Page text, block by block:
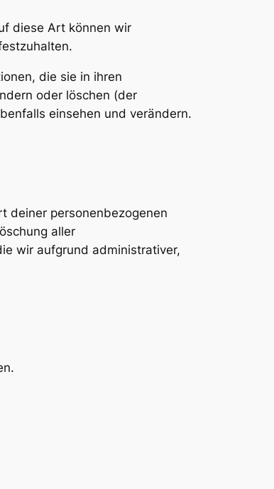
diese Art können wir
die sie in ihren
oder löschen (der
einsehen und verändern.
deiner personenbezogenen
aller
wir aufgrund administrativer,